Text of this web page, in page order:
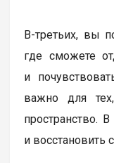
В-третьих, вы
где сможете
и
важно для
пространство.
и восстановить